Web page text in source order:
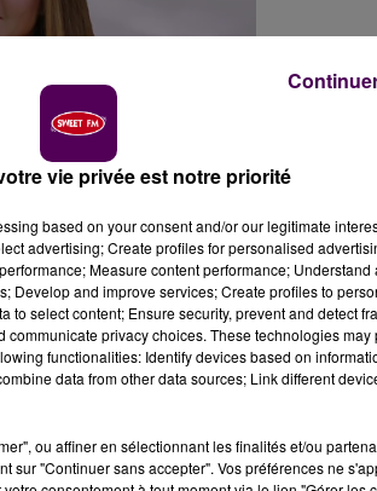
vie privée est notre priorité
based on your consent and/or our legitimate
advertising; Create profiles for personalised
Measure content performance; Understand
Develop and improve services; Create profiles to
select content; Ensure security, prevent and detect
privacy choices. These technologies may
functionalities: Identify devices based on
data from other data sources; Link different
ou affiner en sélectionnant les finalités et/ou
sur "Continuer sans accepter". Vos préférences ne